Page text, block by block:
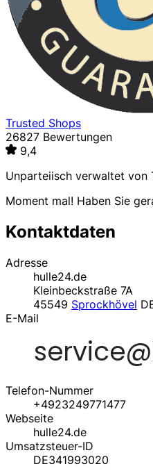
Trusted Shops
26827 Bewertungen
9,4
Unparteiisch verwaltet von
Moment mal! Haben Sie
Kontaktdaten
Adresse
hulle24.de
Kleinbeckstraße 7A
45549 Sprockhövel
E-Mail
Telefon-Nummer
+4923249771477
Webseite
hulle24.de
Umsatzsteuer-ID
DE341993020